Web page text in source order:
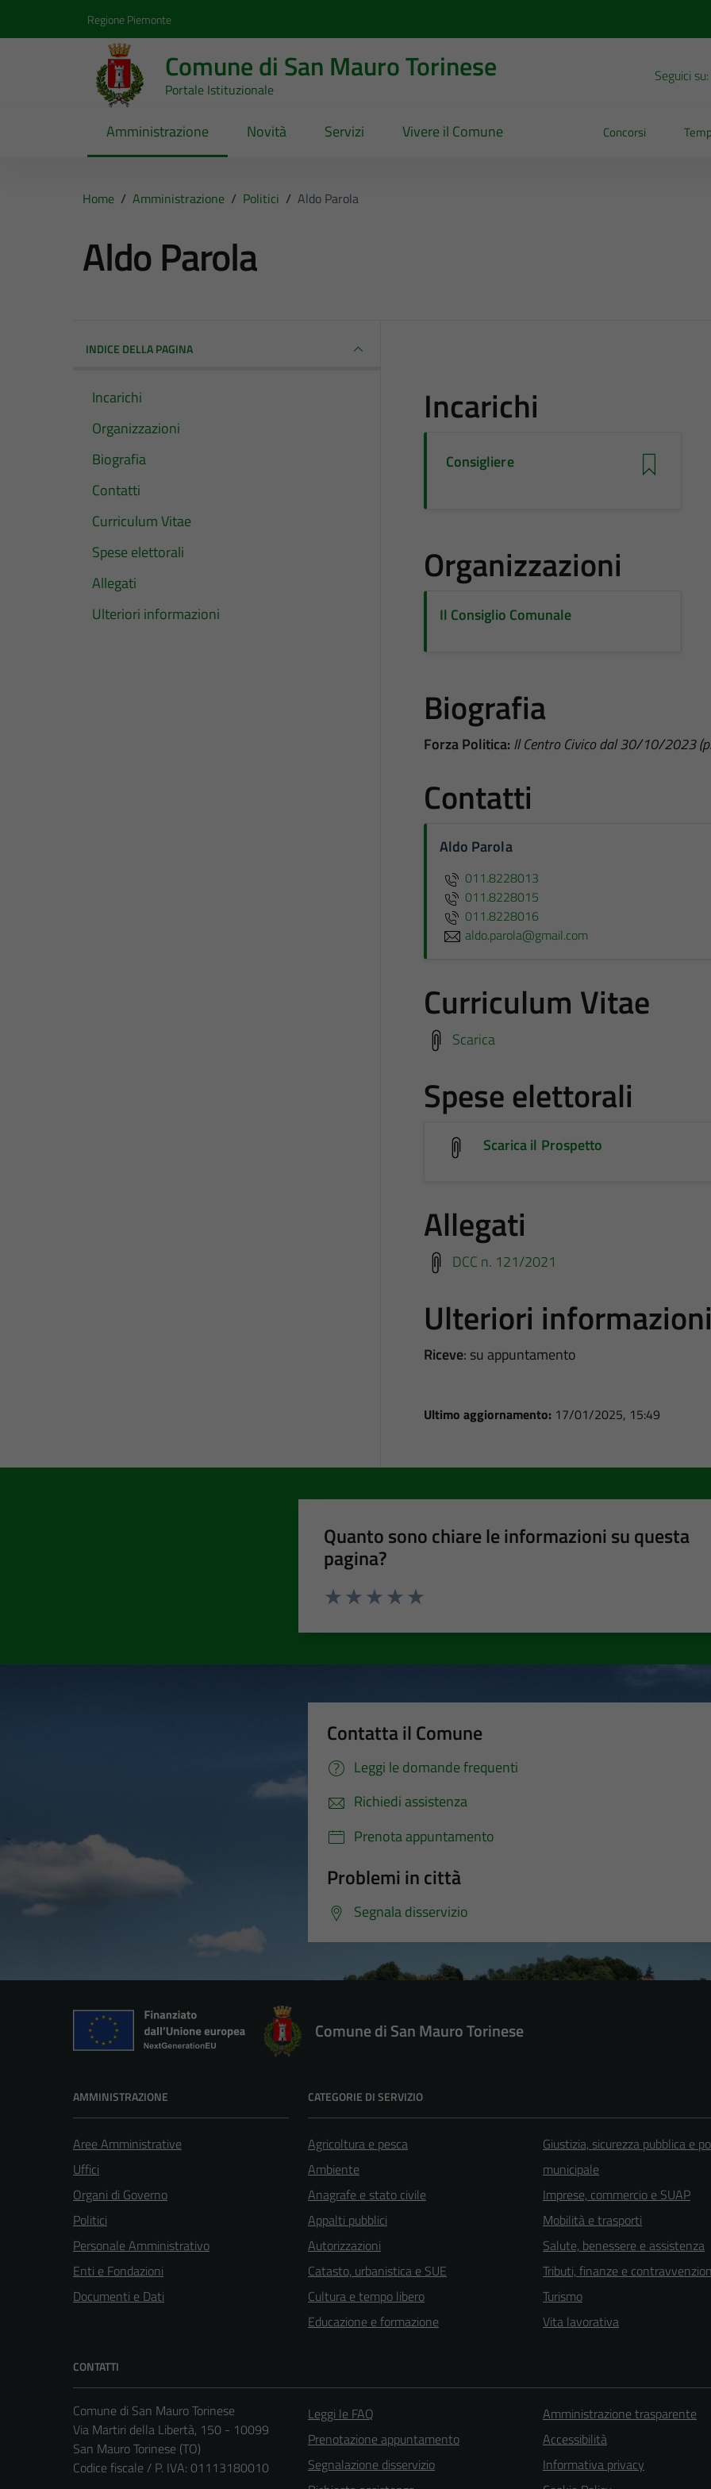
Regione Piemonte
Comune di San Mauro Torinese
Portale Istituzionale
Seguici su:
Amministrazione Novità Servizi Vivere il Comune Concorsi
Home / Amministrazione / Politici / Aldo Parola
Aldo Parola
INDICE DELLA PAGINA
Incarichi
Organizzazioni
Biografia
Contatti
Curriculum Vitae
Spese elettorali
Allegati
Ulteriori informazioni
Incarichi
Consigliere
Organizzazioni
Il Consiglio Comunale
Biografia
Forza Politica: Il Centro Civico dal 30/10/2023
Contatti
Aldo Parola
011.8228013
011.8228015
011.8228016
aldo.parola@gmail.com
Curriculum Vitae
Scarica
Spese elettorali
Scarica il Prospetto
Allegati
DCC n. 121/2021
Ulteriori
Riceve: su appuntamento
Ultimo aggiornamento: 17/01/2025, 15:49
Quanto sono chiare le informazioni su questa
pagina?
Contatta il Comune
Leggi le domande frequenti
Richiedi assistenza
Prenota appuntamento
Problemi in città
Segnala disservizio
Comune di San Mauro Torinese
AMMINISTRAZIONE
Aree Amministrative
Uffici
Organi di Governo
Politici
Personale Amministrativo
Enti e Fondazioni
Documenti e Dati
CATEGORIE DI SERVIZIO
Agricoltura e pesca
Ambiente
Anagrafe e stato civile
Appalti pubblici
Autorizzazioni
Catasto, urbanistica e SUE
Cultura e tempo libero
Educazione e formazione
Giustizia, sicurezza pubblica e
municipale
Imprese, commercio e SUAP
Mobilità e trasporti
Salute, benessere e assistenza
Tributi, finanze e
Turismo
Vita lavorativa
CONTATTI
Comune di San Mauro Torinese
Via Martiri della Libertà, 150 - 10099
San Mauro Torinese (TO)
Codice fiscale / P. IVA: 01113180010
Leggi le FAQ
Prenotazione appuntamento
Segnalazione disservizio
Amministrazione trasparente
Accessibilità
Informativa privacy